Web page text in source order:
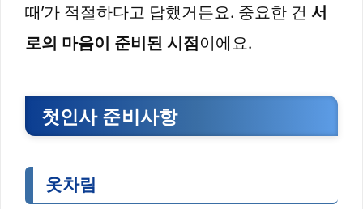
때’가 적절하다고 답했거든요. 중요한 건 서
로의 마음이 준비된 시점이에요.
첫인사 준비사항
옷차림